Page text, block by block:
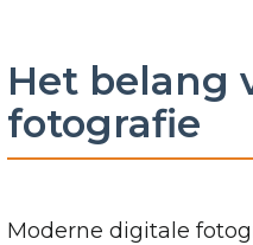
Het belang
fotografie
Moderne digitale